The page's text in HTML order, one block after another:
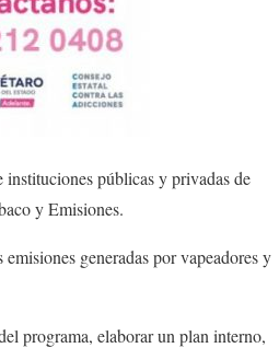
públicas y privadas de
y Emisiones.
generadas por vapeadores y
programa, elaborar un plan interno,